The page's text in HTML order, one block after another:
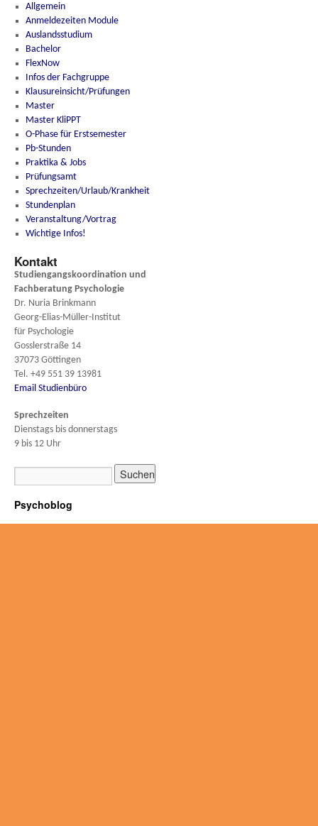
Allgemein
Anmeldezeiten Module
Auslandsstudium
Bachelor
FlexNow
Infos der Fachgruppe
Klausureinsicht/Prüfungen
Master
Master KliPPT
O-Phase für Erstsemester
Pb-Stunden
Praktika & Jobs
Prüfungsamt
Sprechzeiten/Urlaub/Krankheit
Stundenplan
Veranstaltung/Vortrag
Wichtige Infos!
Kontakt
Studiengangskoordination und
Fachberatung Psychologie
Dr. Nuria Brinkmann
Georg-Elias-Müller-Institut
für Psychologie
Gosslerstraße 14
37073 Göttingen
Tel. +49 551 39 13981
Email Studienbüro
Sprechzeiten
Dienstags bis donnerstags
9 bis 12 Uhr
Psychoblog